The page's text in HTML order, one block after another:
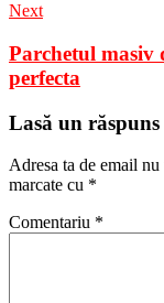
Next
Parchetul masiv
perfecta
Lasă un răspuns
Adresa ta de email
marcate cu *
Comentariu *